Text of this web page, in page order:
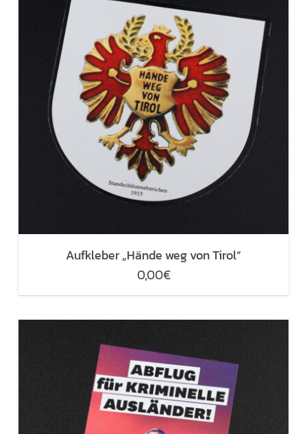
Aufkleber „Hände weg von Tirol“
0,00€